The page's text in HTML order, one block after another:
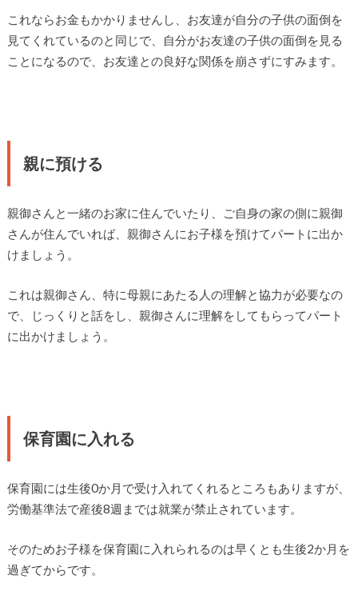
これならお金もかかりませんし、お友達が自分の子供の面倒を
見てくれているのと同じで、自分がお友達の子供の面倒を見る
ことになるので、お友達との良好な関係を崩さずにすみます。
親に預ける
親御さんと一緒のお家に住んでいたり、ご自身の家の側に親御
さんが住んでいれば、親御さんにお子様を預けてパートに出か
けましょう。
これは親御さん、特に母親にあたる人の理解と協力が必要なの
で、じっくりと話をし、親御さんに理解をしてもらってパート
に出かけましょう。
保育園に入れる
保育園には生後0か月で受け入れてくれるところもありますが、
労働基準法で産後8週までは就業が禁止されています。
そのためお子様を保育園に入れられるのは早くとも生後2か月を
過ぎてからです。